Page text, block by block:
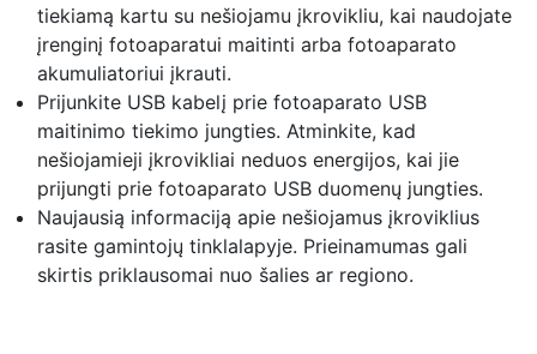
tiekiamą kartu su nešiojamu įkrovikliu, kai naudojate
įrenginį fotoaparatui maitinti arba fotoaparato
akumuliatoriui įkrauti.
Prijunkite USB kabelį prie fotoaparato USB
maitinimo tiekimo jungties. Atminkite, kad
nešiojamieji įkrovikliai neduos energijos, kai jie
prijungti prie fotoaparato USB duomenų jungties.
Naujausią informaciją apie nešiojamus įkroviklius
rasite gamintojų tinklalapyje. Prieinamumas gali
skirtis priklausomai nuo šalies ar regiono.